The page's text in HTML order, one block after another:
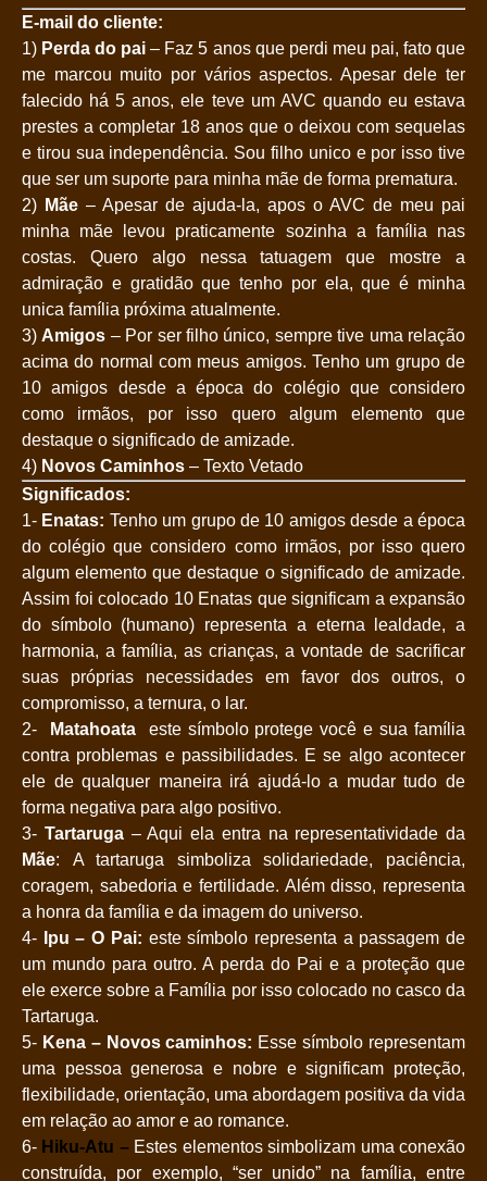
E-mail do cliente:
1) Perda do pai – Faz 5 anos que perdi meu pai, fato que
me marcou muito por vários aspectos. Apesar dele ter
falecido há 5 anos, ele teve um AVC quando eu estava
prestes a completar 18 anos que o deixou com sequelas
e tirou sua independência. Sou filho unico e por isso tive
que ser um suporte para minha mãe de forma prematura.
2) Mãe – Apesar de ajuda-la, apos o AVC de meu pai
minha mãe levou praticamente sozinha a família nas
costas. Quero algo nessa tatuagem que mostre a
admiração e gratidão que tenho por ela, que é minha
unica família próxima atualmente.
3)Amigos – Por ser filho único, sempre tive uma relação
acima do normal com meus amigos. Tenho um grupo de
10 amigos desde a época do colégio que considero
como irmãos, por isso quero algum elemento que
destaque o significado de amizade.
4) Novos Caminhos – Texto Vetado
Significados:
1- Enatas: Tenho um grupo de 10 amigos desde a época
do colégio que considero como irmãos, por isso quero
algum elemento que destaque o significado de amizade.
Assim foi colocado 10 Enatas que significam a expansão
do símbolo (humano) representa a eterna lealdade, a
harmonia, a família, as crianças, a vontade de sacrificar
suas próprias necessidades em favor dos outros, o
compromisso, a ternura, o lar.
2-
Matahoataeste símbolo protege você e sua família
contra problemas e passibilidades. E se algo acontecer
ele de qualquer maneira irá ajudá-lo a mudar tudo de
forma negativa para algo positivo.
3- Tartaruga– Aqui ela entra na representatividade da
Mãe: A tartaruga simboliza solidariedade, paciência,
coragem, sabedoria e fertilidade. Além disso, representa
a honra da família e da imagem do universo.
4-
Ipu – O Pai: este símbolo representa a passagem de
um mundo para outro. A perda do Pai e a proteção que
ele exerce sobre a Família por isso colocado no casco da
Tartaruga.
5- Kena – Novos caminhos: Esse símbolo representam
uma pessoa generosa e nobre e significam proteção,
flexibilidade, orientação, uma abordagem positiva da vida
em relação ao amor e ao romance.
6- Hiku-Atu –Estes elementos simbolizam uma conexão
construída, por exemplo, “ser unido” na família, entre